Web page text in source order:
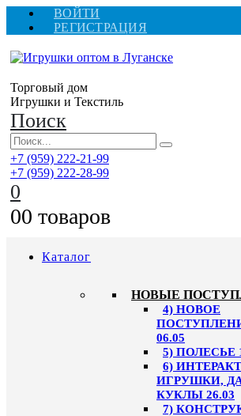
ВОЙТИ
РЕГИСТРАЦИЯ
Торговый дом
Игрушки и Текстиль
Поиск
+7 (959) 222-21-99
+7 (959) 222-28-99
0
00 товаров
Каталог
НОВЫЕ
4) НОВОЕ
06.05
5) ПОЛЕСЬЕ
6)
ИГРУШКИ,
КУКЛЫ 26.03
7)